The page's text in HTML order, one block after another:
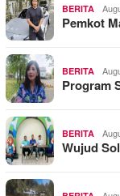
BERITA
Pemkot
BERITA
Program
BERITA
Wujud